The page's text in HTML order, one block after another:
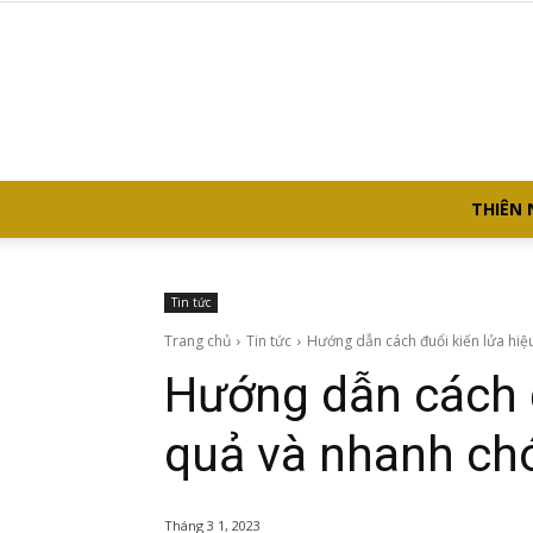
THIÊN
Tin tức
Trang chủ Tin tức Hướng dẫn cách đuổi kiến lửa
Hướng dẫn
quả và nhanh
Tháng 3 1, 2023